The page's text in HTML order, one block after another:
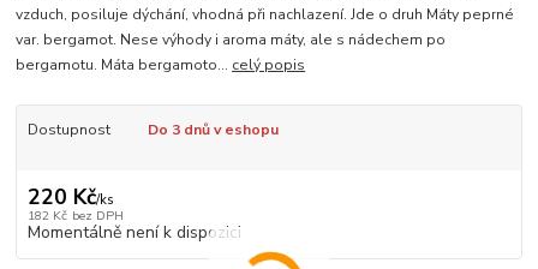
vzduch, posiluje dýchání, vhodná při nachlazení. Jde o druh Máty peprné
var. bergamot. Nese výhody i aroma máty, ale s nádechem po
bergamotu. Máta bergamoto... celý popis
Dostupnost Do 3 dnů v eshopu
220 Kč/ks
182 Kč bez DPH
Momentálně není k dispozici